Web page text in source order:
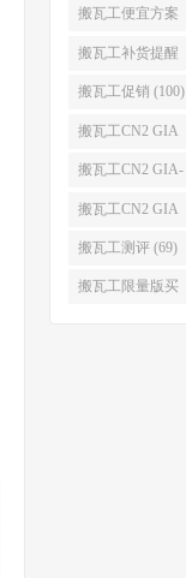
(132)
搬瓦工便宜方案
(128)
搬瓦工补货提醒
(106)
搬瓦工促销 (100)
搬瓦工CN2 GIA
便宜方案 (92)
搬瓦工CN2 GIA-
E限量版 (84)
搬瓦工CN2 GIA
优惠 (82)
搬瓦工测评 (69)
搬瓦工限量版买